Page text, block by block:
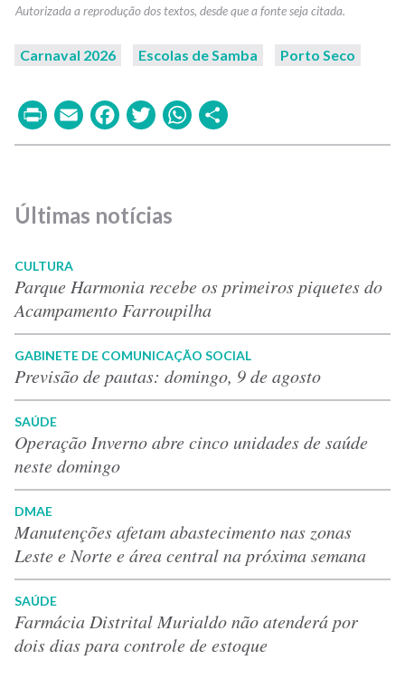
Carnaval 2026 Escolas de Samba Porto Seco
PrintEmailFacebook
TwitterWhatsApp
Últimas notícias
CULTURA
Parque Harmonia recebe os primeiros piquetes do
Acampamento Farroupilha
GABINETE DE COMUNICAÇÃO SOCIAL
Previsão de pautas: domingo, 9 de agosto
SAÚDE
Operação Inverno abre cinco unidades de saúde
neste domingo
DMAE
Manutenções afetam abastecimento nas zonas
Leste e Norte e área central na próxima semana
SAÚDE
Farmácia Distrital Murialdo não atenderá por
dois dias para controle de estoque